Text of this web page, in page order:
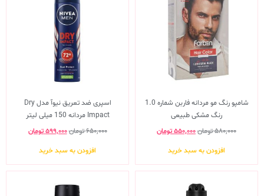
شامپو رنگ مو مردانه فاربن شماره 1.0
رنگ مشکی طبیعی
۵۸۰,۰۰۰تومان۵۵۰,۰۰۰تومان
افزودن به سبد خرید
اسپری ضد تعریق نیوآ مدل Dry
Impact مردانه 150 میلی لیتر
۶۵۰,۰۰۰تومان۵۹۹,۰۰۰تومان
افزودن به سبد خرید